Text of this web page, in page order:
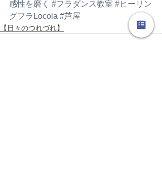
感性を磨く #フラダンス教室 #ヒーリン
グフラLocola #芦屋
【日々のつれづれ】